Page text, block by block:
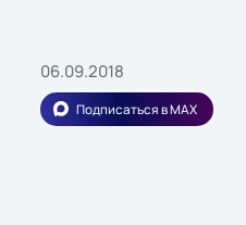
06.09.2018
Подписаться в MAX